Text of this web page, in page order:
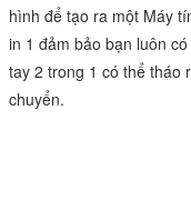
hình để tạo ra một Máy
in 1 đảm bảo bạn luôn
tay 2 trong 1 có thể tháo
chuyển.